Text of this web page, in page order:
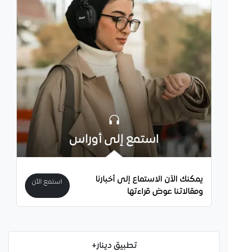
استمع إلى أوراس
يمكنك الآن الاستماع إلى أخبارنا
ومقالاتنا عوض قراءتها
استمع الآن
تطبيق دينار+